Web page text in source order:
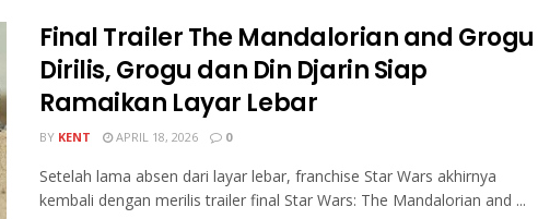
Final Trailer The Mandalorian and Grogu
Dirilis, Grogu dan Din Djarin Siap
Ramaikan Layar Lebar
BY KENT APRIL 18, 2026 0
Setelah lama absen dari layar lebar, franchise Star Wars akhirnya
kembali dengan merilis trailer final Star Wars: The Mandalorian and ...